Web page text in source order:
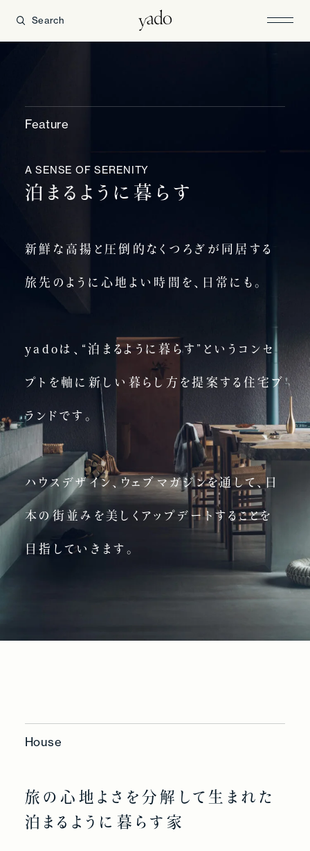
Search
Feature
A SENSE OF SERENITY
泊 ま る よ う に 暮 ら す
新鮮な高揚と圧倒的なくつろぎが同居する
旅先のように心地よい時間を、日常にも。
yadoは、 “泊まるように暮らす”というコンセ
プトを軸に 新しい暮らし方を提案する住宅ブ
ランドです。
ハウスデザイン、ウェブマガジンを通して、日
本の街並みを美しくアップデートすることを
目指していきます。
House
旅 の 心 地 よ さ を分解 し て 生 ま れ た
泊 ま る よ う に 暮 ら す 家